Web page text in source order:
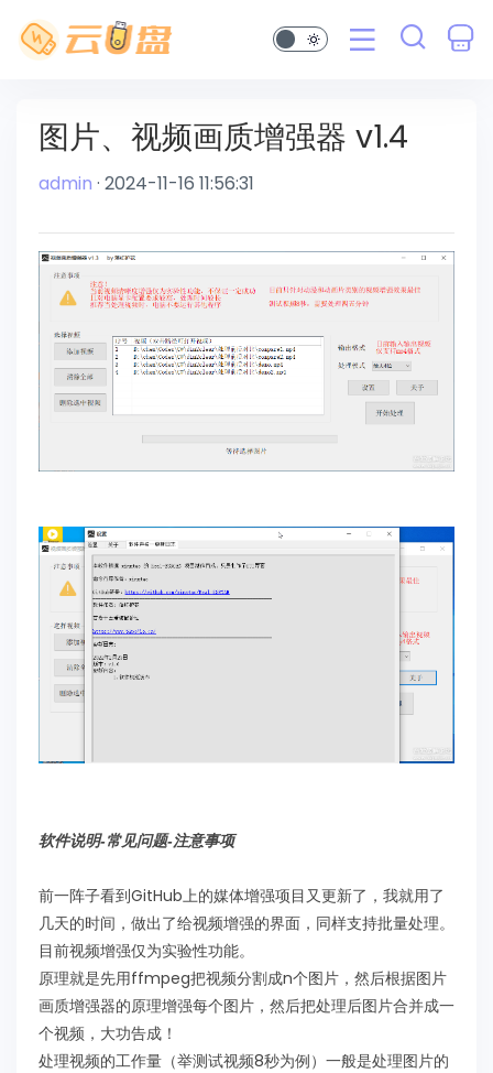
图片、视频画质增强器 v1.4
admin · 2024-11-16 11:56:31
软件说明-常见问题-注意事项
前一阵子看到GitHub上的媒体增强项目又更新了，我就用了
几天的时间，做出了给视频增强的界面，同样支持批量处理。
目前视频增强仅为实验性功能。
原理就是先用ffmpeg把视频分割成n个图片，然后根据图片
画质增强器的原理增强每个图片，然后把处理后图片合并成一
个视频，大功告成！
处理视频的工作量（举测试视频8秒为例）一般是处理图片的